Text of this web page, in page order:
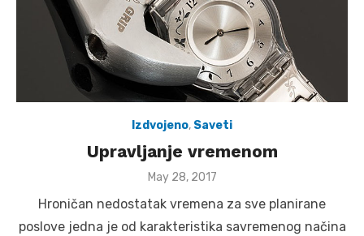
Izdvojeno, Saveti
Upravljanje vremenom
Posted
May 28, 2017
Hroničan nedostatak vremena za sve planirane
poslove jedna je od karakteristika savremenog načina